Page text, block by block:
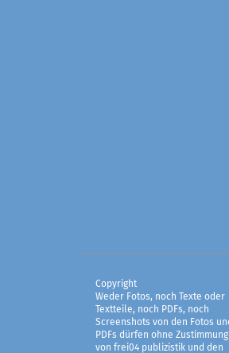
Copyright
Weder Fotos, noch Texte oder
Textteile, noch PDFs, noch
Screenshots von den Fotos
PDFs dürfen ohne Zustimmung
von frei04 publizistik und den